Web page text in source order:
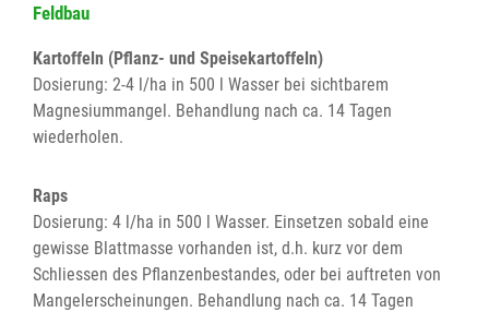
Feldbau
Kartoffeln (Pflanz- und Speisekartoffeln)
Dosierung: 2-4 l/ha in 500 l Wasser bei sichtbarem
Magnesiummangel. Behandlung nach ca. 14 Tagen
wiederholen.
Raps
Dosierung: 4 l/ha in 500 l Wasser. Einsetzen sobald eine
gewisse Blattmasse vorhanden ist, d.h. kurz vor dem
Schliessen des Pflanzenbestandes, oder bei auftreten von
Mangelerscheinungen. Behandlung nach ca. 14 Tagen